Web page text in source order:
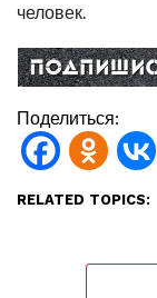
человек.
Поделиться:
RELATED TOPICS: